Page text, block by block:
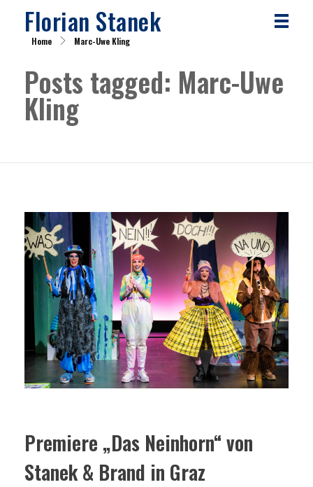
Florian Stanek
Home Marc-Uwe Kling
Posts tagged: Marc-Uwe
Kling
Premiere „Das Neinhorn“ von
Stanek & Brand in Graz